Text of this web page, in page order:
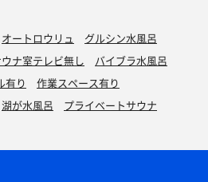
オートロウリュ
グルシン水風呂
ナ室テレビ無し
バイブラ水風呂
有り
作業スペース有り
湖が水風呂 プライベートサウナ